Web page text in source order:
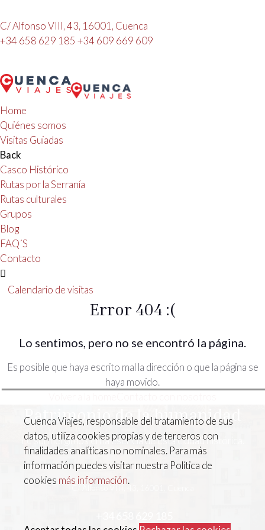
C/ Alfonso VIII, 43, 16001, Cuenca
+34 658 629 185 +34 609 669 609
Home
Quiénes somos
Visitas Guiadas
Back
Casco Histórico
Rutas por la Serranía
Rutas culturales
Grupos
Blog
FAQ´S
Contacto
Calendario de visitas
Error 404 :(
Lo sentimos, pero no se encontró la página.
Es posible que haya escrito mal la dirección o que la página se
haya movido.
Patrimonio de la humanidad
Le surmergimos en la esencia de esta ciudad histórica.
Cuenca Viajes, responsable del tratamiento de sus
datos, utiliza cookies propias y de terceros con
finalidades analíticas no nominales. Para más
información puedes visitar nuestra Política de
cookies más información.